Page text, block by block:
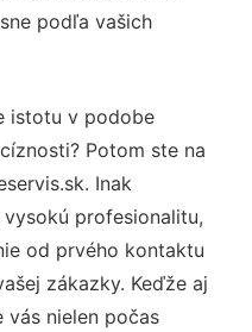
podľa vašich
istotu v podobe
Potom ste na
Inak
profesionalitu,
od prvého kontaktu
zákazky. Keďže aj
vás nielen počas